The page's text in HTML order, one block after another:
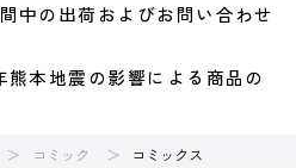
の出荷およびお問い合わせ
本地震の影響による商品の
コミック コミックス